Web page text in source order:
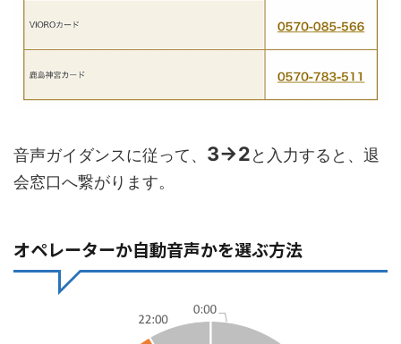
音声ガイダンスに従って、 3→2と入力すると、退
会窓口へ繋がります。
オペレーターか自動音声かを選ぶ方法